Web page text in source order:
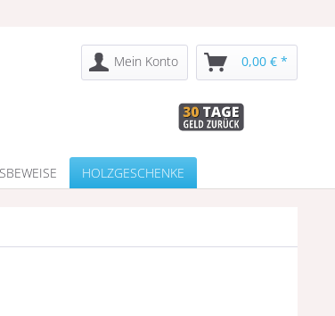
Mein Konto 0,00 € *
HOLZGESCHENKE